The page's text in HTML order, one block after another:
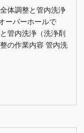
体調整と管内洗浄
ーバーホールで
管内洗浄（洗浄剤
の作業内容 管内洗